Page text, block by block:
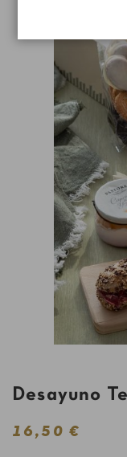
Desayuno
16,50 €
cookies e ir
Configuración
los tipos de
Más
Configuración